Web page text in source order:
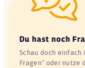
Du hast noch
Schau doch
Fragen" oder nutze